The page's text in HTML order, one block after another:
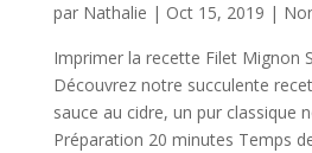
par Nathalie | Oct 15, 2019 |
Imprimer la recette Filet Mignon
Découvrez notre succulente
sauce au cidre, un pur classique
Préparation 20 minutes Temps